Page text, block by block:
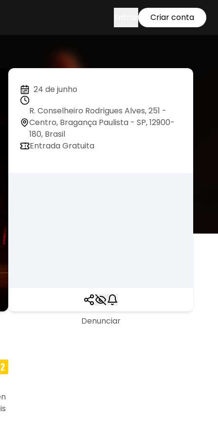
Criar conta
24 de junho
R. Conselheiro Rodrigues Alves, 251 -
Centro, Bragança Paulista - SP, 12900-
180, Brasil
Entrada Gratuita
Denunciar